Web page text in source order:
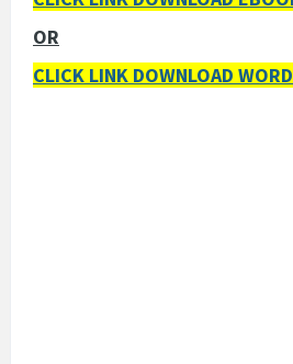
OR
CLICK LINK DOWNLOAD